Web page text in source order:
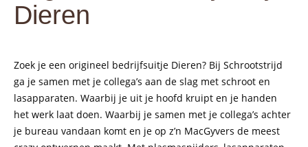
Dieren
Zoek je een origineel bedrijfsuitje Dieren? Bij Schrootstrijd
ga je samen met je collega’s aan de slag met schroot en
lasapparaten. Waarbij je uit je hoofd kruipt en je handen
het werk laat doen. Waarbij je samen met je collega’s achter
je bureau vandaan komt en je op z’n MacGyvers de meest